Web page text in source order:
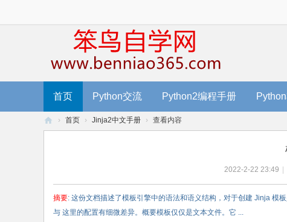
首页 Python交流 Python2编程手册
› 首页 › Jinja2中文手册 › 查看内容
2022-2-22 23:49
摘要: 这份文档描述了模板引擎中的语法和语义结构，对于创建 Jinja 模
与 这里的配置有细微差异。概要模板仅仅是文本文件。它 ...